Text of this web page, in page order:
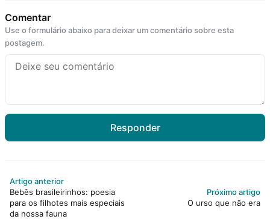
Comentar
Use o formulário abaixo para deixar um comentário sobre esta
postagem.
Responder
Artigo anterior
Bebês brasileirinhos: poesia
para os filhotes mais especiais
da nossa fauna
Próximo artigo
O urso que não era